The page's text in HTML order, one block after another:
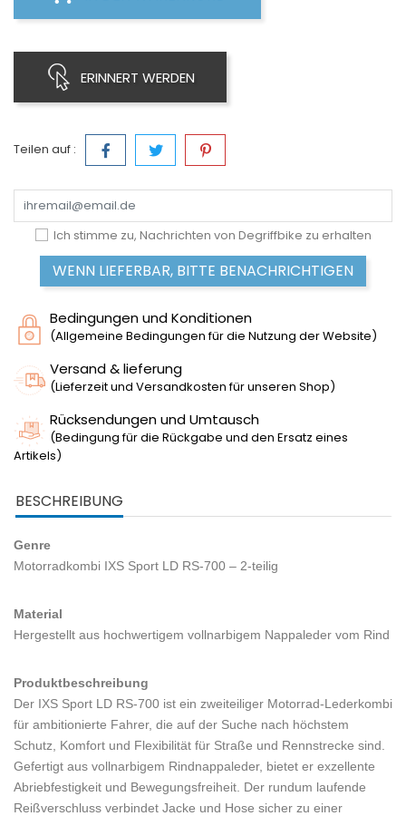
ERINNERT WERDEN
Teilen auf :
Ich stimme zu, Nachrichten von Degriffbike zu erhalten
WENN LIEFERBAR, BITTE BENACHRICHTIGEN
Bedingungen und Konditionen
(Allgemeine Bedingungen für die Nutzung der Website)
Versand & lieferung
(Lieferzeit und Versandkosten für unseren Shop)
Rücksendungen und Umtausch
(Bedingung für die Rückgabe und den Ersatz eines
Artikels)
BESCHREIBUNG
Genre
Motorradkombi IXS Sport LD RS-700 – 2-teilig
Material
Hergestellt aus hochwertigem vollnarbigem Nappaleder vom Rind
Produktbeschreibung
Der IXS Sport LD RS-700 ist ein zweiteiliger Motorrad-Lederkombi
für ambitionierte Fahrer, die auf der Suche nach höchstem
Schutz, Komfort und Flexibilität für Straße und Rennstrecke sind.
Gefertigt aus vollnarbigem Rindnappaleder, bietet er exzellente
Abriebfestigkeit und Bewegungsfreiheit. Der rundum laufende
Reißverschluss verbindet Jacke und Hose sicher zu einer